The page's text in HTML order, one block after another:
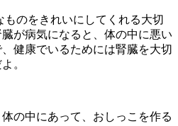
ものをきれいにしてくれる大切
が病気になると、体の中に悪い
健康でいるためには腎臓を大切
。
の中にあって、おしっこを作る